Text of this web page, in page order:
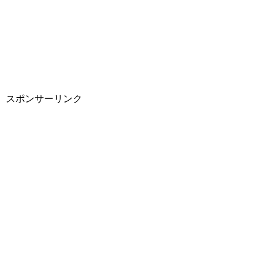
スポンサーリンク